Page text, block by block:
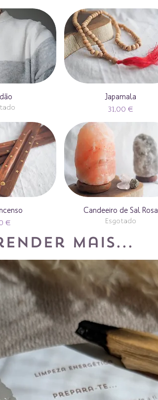
Japamala
Preço
31,00 €
€
Candeeiro de Sal Rosa
Esgotado
mais...